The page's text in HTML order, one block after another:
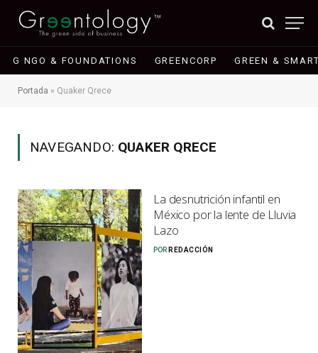
G NGO & FOUNDATIONS GREENCORP GREEN &
Portada » Quaker Qrece
NAVEGANDO: QUAKER QRECE
La desnutrición infantil en
México por la lente de Lluvia
Lazo
POR REDACCIÓN